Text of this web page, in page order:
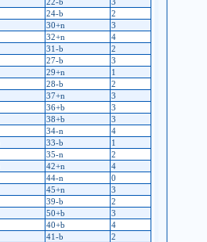
24-b
2
30+n
3
32+n
4
31-b
2
27-b
3
29+n
1
28-b
2
37+n
3
36+b
3
38+b
3
34-n
4
33-b
1
35-n
2
42+n
4
44-n
0
45+n
3
39-b
2
50+b
3
40+b
4
41-b
2